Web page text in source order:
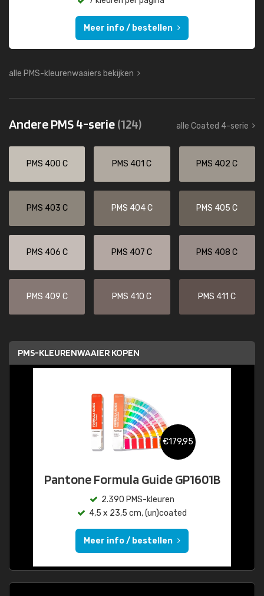
Meer info / bestellen
alle PMS-kleurenwaaiers bekijken
Andere PMS 4-serie(124) alle Coated 4-serie
PMS 400 C PMS 401 C PMS 402 C
PMS 403 C PMS 404 C PMS 405 C
PMS 406 C PMS 407 C PMS 408 C
PMS 409 C PMS 410 C PMS 411 C
PMS-KLEURENWAAIER KOPEN
€179,95
Pantone Formula Guide GP1601B
2.390 PMS-kleuren
4,5 x 23,5 cm, (un)coated
Meer info / bestellen